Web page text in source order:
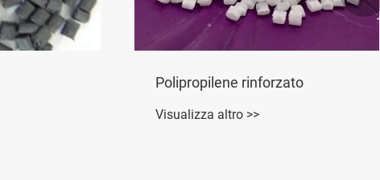
Polipropilene rinforzato
Visualizza altro >>